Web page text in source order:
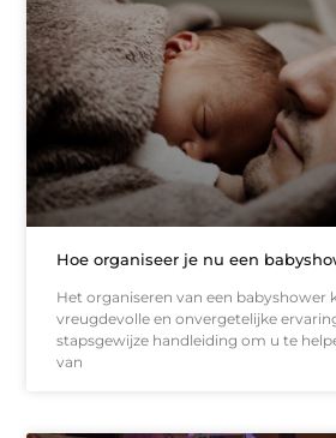
Hoe organiseer je nu een
Het organiseren van een babyshower
vreugdevolle en onvergetelijke
stapsgewijze handleiding om u te
van